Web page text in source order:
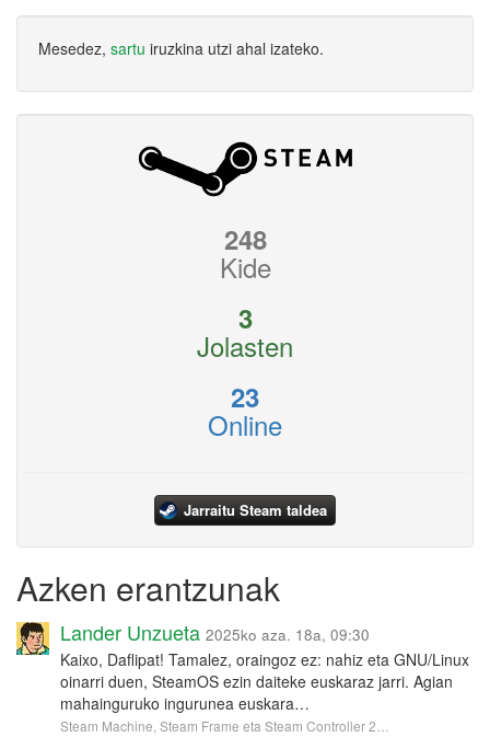
Mesedez, sartu iruzkina utzi ahal izateko.
248
Kide
3
Jolasten
23
Online
Jarraitu Steam taldea
Azken erantzunak
Lander Unzueta 2025ko aza. 18a, 09:30
Kaixo, Daflipat! Tamalez, oraingoz ez: nahiz eta GNU/Linux
oinarri duen, SteamOS ezin daiteke euskaraz jarri. Agian
mahainguruko ingurunea euskara…
Steam Machine, Steam Frame eta Steam Controller 2…